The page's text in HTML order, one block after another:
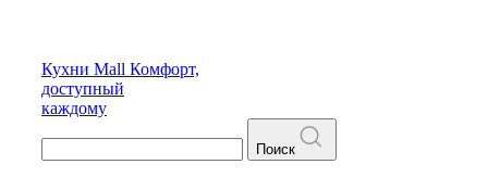
Кухни Mall Комфорт,
доступный
каждому
Поиск